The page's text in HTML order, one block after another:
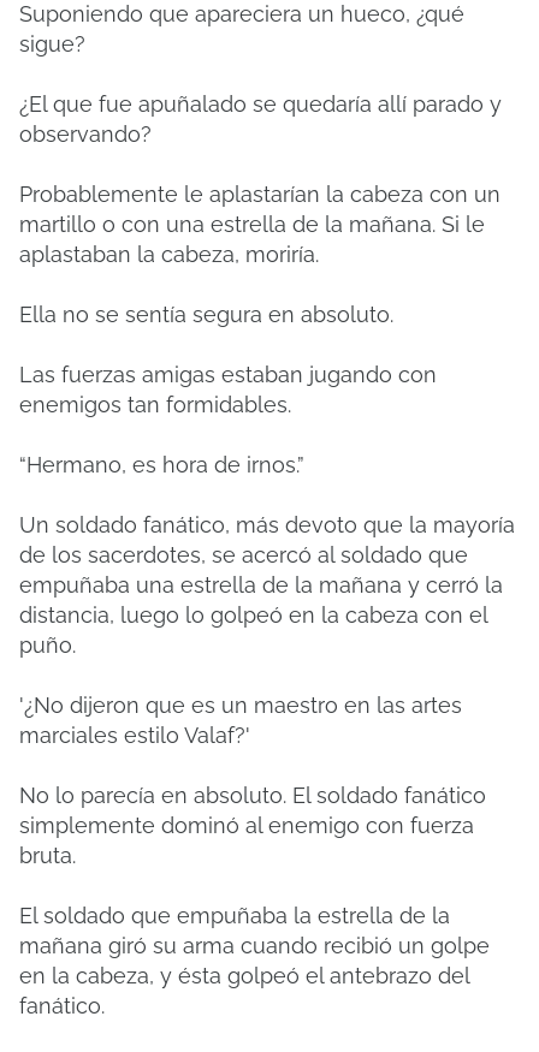
Suponiendo que apareciera un hueco, ¿qué
sigue?
¿El que fue apuñalado se quedaría allí parado y
observando?
Probablemente le aplastarían la cabeza con un
martillo o con una estrella de la mañana. Si le
aplastaban la cabeza, moriría.
Ella no se sentía segura en absoluto.
Las fuerzas amigas estaban jugando con
enemigos tan formidables.
“Hermano, es hora de irnos.”
Un soldado fanático, más devoto que la mayoría
de los sacerdotes, se acercó al soldado que
empuñaba una estrella de la mañana y cerró la
distancia, luego lo golpeó en la cabeza con el
puño.
'¿No dijeron que es un maestro en las artes
marciales estilo Valaf?'
No lo parecía en absoluto. El soldado fanático
simplemente dominó al enemigo con fuerza
bruta.
El soldado que empuñaba la estrella de la
mañana giró su arma cuando recibió un golpe
en la cabeza, y ésta golpeó el antebrazo del
fanático.